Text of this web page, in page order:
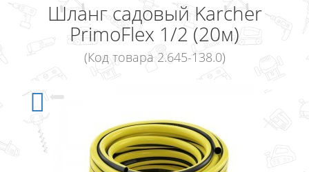
Шланг садовый Karcher
PrimoFlex 1/2 (20м)
(Код товара 2.645-138.0)